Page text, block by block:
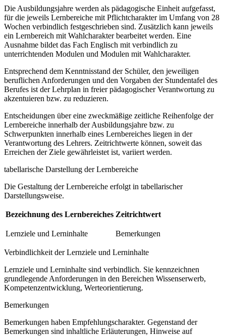
Die Ausbildungsjahre werden als pädagogische Einheit aufgefasst,
für die jeweils Lernbereiche mit Pflichtcharakter im Umfang von 28
Wochen verbindlich festgeschrieben sind. Zusätzlich kann jeweils
ein Lernbereich mit Wahlcharakter bearbeitet werden. Eine
Ausnahme bildet das Fach Englisch mit verbindlich zu
unterrichtenden Modulen und Modulen mit Wahlcharakter.
Entsprechend dem Kenntnisstand der Schüler, den jeweiligen
beruflichen Anforderungen und den Vorgaben der Stundentafel des
Berufes ist der Lehrplan in freier pädagogischer Verantwortung zu
akzentuieren bzw. zu reduzieren.
Entscheidungen über eine zweckmäßige zeitliche Reihenfolge der
Lernbereiche innerhalb der Ausbildungsjahre bzw. zu
Schwerpunkten innerhalb eines Lernbereiches liegen in der
Verantwortung des Lehrers. Zeitrichtwerte können, soweit das
Erreichen der Ziele gewährleistet ist, variiert werden.
tabellarische Darstellung der Lernbereiche
Die Gestaltung der Lernbereiche erfolgt in tabellarischer
Darstellungsweise.
Bezeichnung des Lernbereiches Zeitrichtwert
Lernziele und Lerninhalte Bemerkungen
Verbindlichkeit der Lernziele und Lerninhalte
Lernziele und Lerninhalte sind verbindlich. Sie kennzeichnen
grundlegende Anforderungen in den Bereichen Wissenserwerb,
Kompetenzentwicklung, Werteorientierung.
Bemerkungen
Bemerkungen haben Empfehlungscharakter. Gegenstand der
Bemerkungen sind inhaltliche Erläuterungen, Hinweise auf